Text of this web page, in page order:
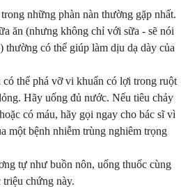
những phàn nàn thường gặp nhất.
ăn (nhưng không chỉ với sữa - sẽ nói
thường có thể giúp làm dịu dạ dày của
có thể phá vỡ vi khuẩn có lợi trong ruột
Hãy uống đủ nước. Nếu tiêu chảy
có máu, hãy gọi ngay cho bác sĩ vì
một bệnh nhiễm trùng nghiêm trọng
tự như buồn nôn, uống thuốc cùng
triệu chứng này.